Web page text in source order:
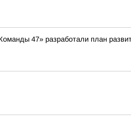
47» разработали план